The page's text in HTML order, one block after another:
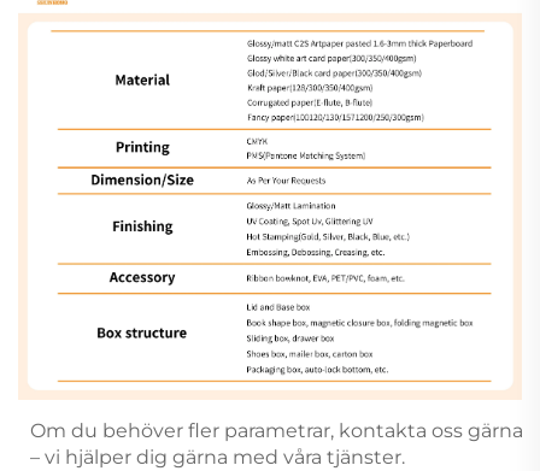
Om du behöver fler parametrar, kontakta oss gärna
– vi hjälper dig gärna med våra tjänster.